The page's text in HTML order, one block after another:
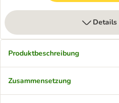
Details
Produktbeschreibung
Zusammensetzung